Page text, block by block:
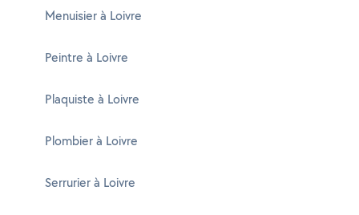
Menuisier à Loivre
Peintre à Loivre
Plaquiste à Loivre
Plombier à Loivre
Serrurier à Loivre